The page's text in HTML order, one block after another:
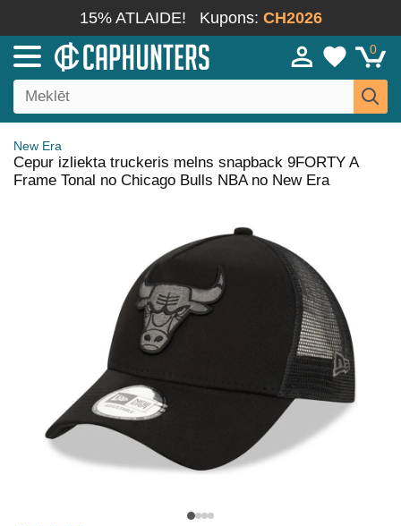
15% ATLAIDE! Kupons: CH2026
0
New Era
Cepur izliekta truckeris melns snapback 9FORTY A
Frame Tonal no Chicago Bulls NBA no New Era